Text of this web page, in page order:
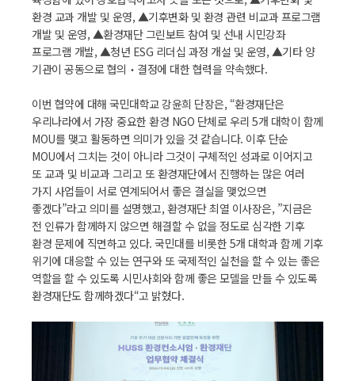
환경 교과 개발 및 운영, ▲기후변화 및 환경 관련 비교과 프로그램
개발 및 운영, ▲환경재단 그린보트 참여 및 선내 시민강좌
프로그램 개발, ▲청년 ESG 리더십 과정 개설 및 운영, ▲기타 양
기관이 공동으로 협의‧결정에 대한 협력을 약속했다.
이번 협약에 대해 국민대학교 강윤희 단장은, “환경재단은
우리나라에서 가장 중요한 환경 NGO 단체로 우리 5개 대학이 함께
MOU를 맺고 활동하면 의미가 있을 것 같습니다. 이후 단순
MOU에서 그치는 것이 아니라 그것이 구체적인 성과로 이어지고
또 교과 및 비교과 그리고 또 환경재단에서 진행하는 많은 여러
가지 사업들이 서로 연계되어서 좋은 결실을 맺었으면
좋겠다”라고 의미를 설명했고, 환경재단 최열 이사장은, ”지금은
전 인류가 함께하지 않으면 해결할 수 없을 정도로 심각한 기후
환경 문제에 직면하고 있다. 국민대를 비롯한 5개 대학과 함께 기후
위기에 대응할 수 있는 연구와 또 국제적인 실천을 할 수 있는 좋은
역할을 할 수 있도록 시민사회와 함께 좋은 모델을 만들 수 있도록
환경재단도 함께하겠다“고 밝혔다.